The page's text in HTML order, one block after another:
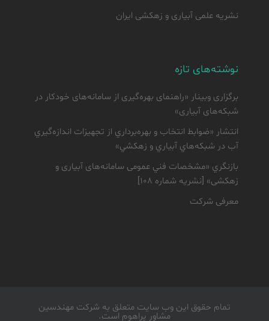
نشریه علمی آبیاری و زهکشی ایران
نوشته‌های تازه
برگزاری وبینار «راهنمای بهره‌گیری از سامانه‌های خودکار در
شبکه‌های آبیاری»
انتشار «ضوابط انتخاب و بهره‌برداري از تجهيزات اندازه‌گيري
آب در شبكه‌هاي آبياري و زهكشي»
بازنگري «مشخصات فني عمومی سامانه‌های آبياری و
زهكشی» [نشريه شماره ۱۰۸]
معرفی شرکت
تمام حقوق اين وب سايت متعلق به شركت مهندسين
مشاور پراهوم است.